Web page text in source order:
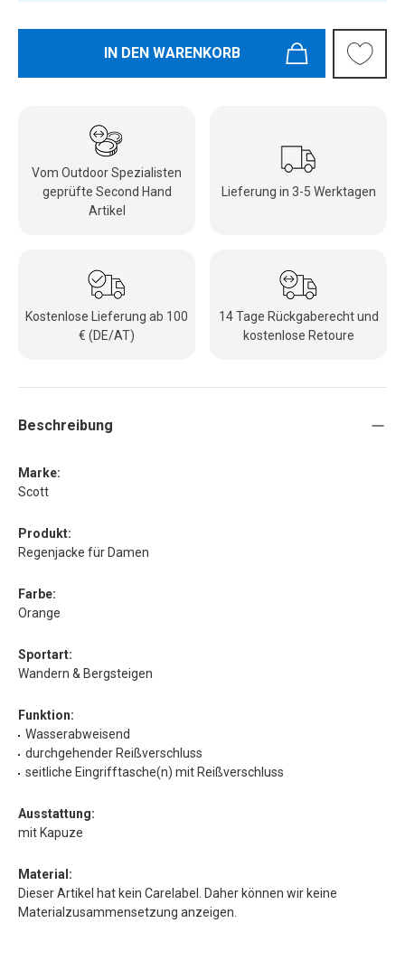
IN DEN WARENKORB
Vom Outdoor Spezialisten
geprüfte Second Hand
Artikel
Lieferung in 3-5 Werktagen
Kostenlose Lieferung ab 100
€ (DE/AT)
14 Tage Rückgaberecht und
kostenlose Retoure
Beschreibung
Marke:
Scott
Produkt:
Regenjacke für Damen
Farbe:
Orange
Sportart:
Wandern & Bergsteigen
Funktion:
Wasserabweisend
durchgehender Reißverschluss
seitliche Eingrifftasche(n) mit Reißverschluss
Ausstattung:
mit Kapuze
Material:
Dieser Artikel hat kein Carelabel. Daher können wir keine
Materialzusammensetzung anzeigen.